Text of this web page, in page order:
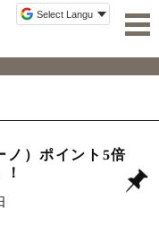
ノ）ポイント5倍